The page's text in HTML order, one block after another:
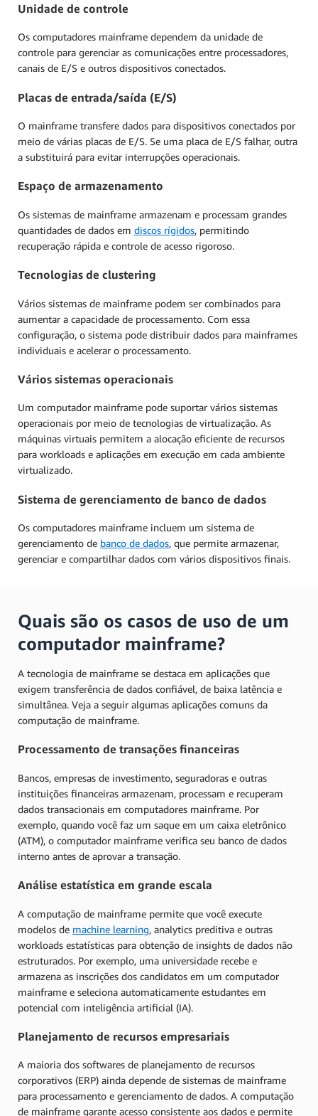
Unidade de controle
Os computadores mainframe dependem da unidade de
controle para gerenciar as comunicações entre processadores,
canais de E/S e outros dispositivos conectados.
Placas de entrada/saída (E/S)
O mainframe transfere dados para dispositivos conectados por
meio de várias placas de E/S. Se uma placa de E/S falhar, outra
a substituirá para evitar interrupções operacionais.
Espaço de armazenamento
Os sistemas de mainframe armazenam e processam grandes
quantidades de dados em discos rígidos, permitindo
recuperação rápida e controle de acesso rigoroso.
Tecnologias de clustering
Vários sistemas de mainframe podem ser combinados para
aumentar a capacidade de processamento. Com essa
configuração, o sistema pode distribuir dados para mainframes
individuais e acelerar o processamento.
Vários sistemas operacionais
Um computador mainframe pode suportar vários sistemas
operacionais por meio de tecnologias de virtualização. As
máquinas virtuais permitem a alocação eficiente de recursos
para workloads e aplicações em execução em cada ambiente
virtualizado.
Sistema de gerenciamento de banco de dados
Os computadores mainframe incluem um sistema de
gerenciamento de banco de dados, que permite armazenar,
gerenciar e compartilhar dados com vários dispositivos finais.
Quais são os casos de uso de um
computador mainframe?
A tecnologia de mainframe se destaca em aplicações que
exigem transferência de dados confiável, de baixa latência e
simultânea. Veja a seguir algumas aplicações comuns da
computação de mainframe.
Processamento de transações financeiras
Bancos, empresas de investimento, seguradoras e outras
instituições financeiras armazenam, processam e recuperam
dados transacionais em computadores mainframe. Por
exemplo, quando você faz um saque em um caixa eletrônico
(ATM), o computador mainframe verifica seu banco de dados
interno antes de aprovar a transação.
Análise estatística em grande escala
A computação de mainframe permite que você execute
modelos de machine learning, analytics preditiva e outras
workloads estatísticas para obtenção de insights de dados não
estruturados. Por exemplo, uma universidade recebe e
armazena as inscrições dos candidatos em um computador
mainframe e seleciona automaticamente estudantes em
potencial com inteligência artificial (IA).
Planejamento de recursos empresariais
A maioria dos softwares de planejamento de recursos
corporativos (ERP) ainda depende de sistemas de mainframe
para processamento e gerenciamento de dados. A computação
de mainframe garante acesso consistente aos dados e permite